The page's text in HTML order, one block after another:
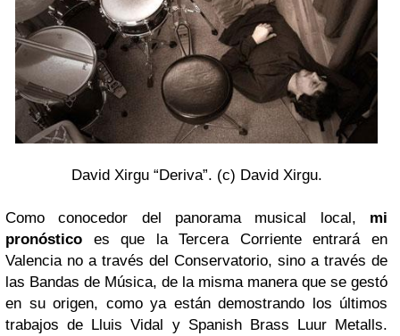
David Xirgu “Deriva”. (c) David Xirgu.
Como conocedor del panorama musical local, mi
pronóstico es que la Tercera Corriente entrará en
Valencia no a través del Conservatorio, sino a través de
las Bandas de Música, de la misma manera que se gestó
en su origen, como ya están demostrando los últimos
trabajos de Lluis Vidal y Spanish Brass Luur Metalls.